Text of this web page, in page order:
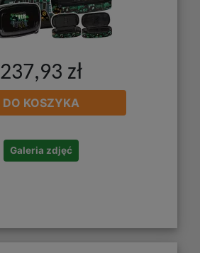
237,93 zł
DO KOSZYKA
Galeria zdjęć